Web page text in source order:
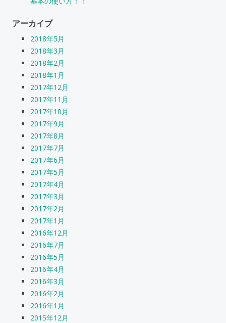
アーカイブ
2018年5月
2018年3月
2018年2月
2018年1月
2017年12月
2017年11月
2017年10月
2017年9月
2017年8月
2017年7月
2017年6月
2017年5月
2017年4月
2017年3月
2017年2月
2017年1月
2016年12月
2016年7月
2016年5月
2016年4月
2016年3月
2016年2月
2016年1月
2015年12月